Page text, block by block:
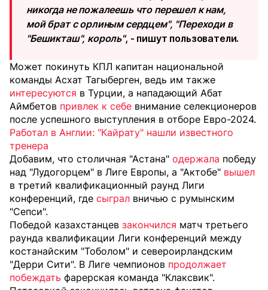
никогда не пожалеешь что перешел к нам,
мой брат с орлиным сердцем", "Переходи в
"Бешикташ", король", - пишут пользователи.
Может покинуть КПЛ капитан национальной
команды Асхат Тагыберген, ведь им также
интересуются в Турции, а нападающий Абат
Аймбетов привлек к себе внимание селекционеров
после успешного выступления в отборе Евро-2024.
Работал в Англии: "Кайрату" нашли известного
тренера
Добавим, что столичная "Астана" одержала победу
над "Лудогорцем" в Лиге Европы, а "Актобе" вышел
в третий квалификационный раунд Лиги
конференций, где сыграл вничью с румынским
"Сепси".
Победой казахстанцев закончился матч третьего
раунда квалификации Лиги конференций между
костанайским "Тоболом" и североирландским
"Дерри Сити". В Лиге чемпионов продолжает
побеждать фарерская команда "Клаксвик".